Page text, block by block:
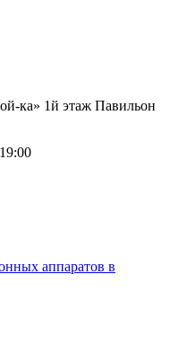
ка» 1й этаж Павильон